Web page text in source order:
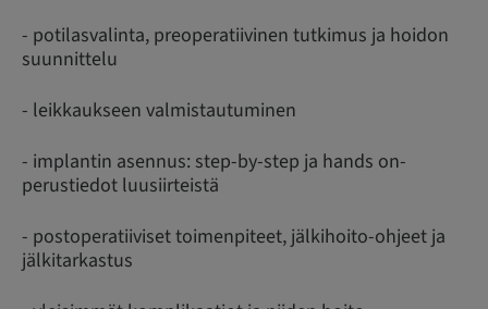
- potilasvalinta, preoperatiivinen tutkimus ja hoidon
suunnittelu
- leikkaukseen valmistautuminen
- implantin asennus: step-by-step ja hands on-
perustiedot luusiirteistä
- postoperatiiviset toimenpiteet, jälkihoito-ohjeet ja
jälkitarkastus